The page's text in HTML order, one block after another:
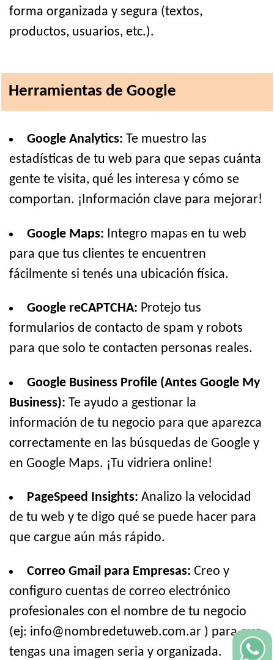
forma organizada y segura (textos,
productos, usuarios, etc.).
Herramientas de Google
Google Analytics: Te muestro las
estadísticas de tu web para que sepas cuánta
gente te visita, qué les interesa y cómo se
comportan. ¡Información clave para mejorar!
Google Maps: Integro mapas en tu web
para que tus clientes te encuentren
fácilmente si tenés una ubicación física.
Google reCAPTCHA: Protejo tus
formularios de contacto de spam y robots
para que solo te contacten personas reales.
Google Business Profile (Antes Google My
Business): Te ayudo a gestionar la
información de tu negocio para que aparezca
correctamente en las búsquedas de Google y
en Google Maps. ¡Tu vidriera online!
PageSpeed Insights: Analizo la velocidad
de tu web y te digo qué se puede hacer para
que cargue aún más rápido.
Correo Gmail para Empresas: Creo y
configuro cuentas de correo electrónico
profesionales con el nombre de tu negocio
(ej: info@nombredetuweb.com.ar ) para que
tengas una imagen seria y organizada.